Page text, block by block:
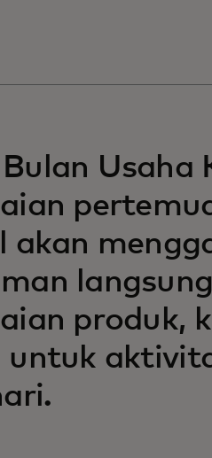
Usaha
akan
produk,
untuk